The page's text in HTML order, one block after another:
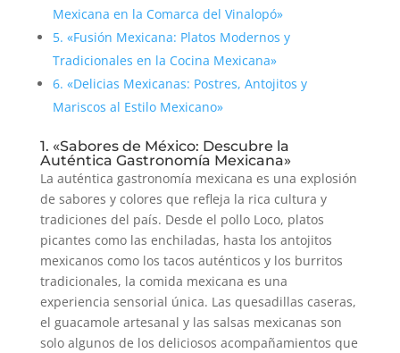
Mexicana en la Comarca del Vinalopó»
5. «Fusión Mexicana: Platos Modernos y
Tradicionales en la Cocina Mexicana»
6. «Delicias Mexicanas: Postres, Antojitos y
Mariscos al Estilo Mexicano»
1. «Sabores de México: Descubre la
Auténtica Gastronomía Mexicana»
La auténtica gastronomía mexicana es una explosión
de sabores y colores que refleja la rica cultura y
tradiciones del país. Desde el pollo Loco, platos
picantes como las enchiladas, hasta los antojitos
mexicanos como los tacos auténticos y los burritos
tradicionales, la comida mexicana es una
experiencia sensorial única. Las quesadillas caseras,
el guacamole artesanal y las salsas mexicanas son
solo algunos de los deliciosos acompañamientos que